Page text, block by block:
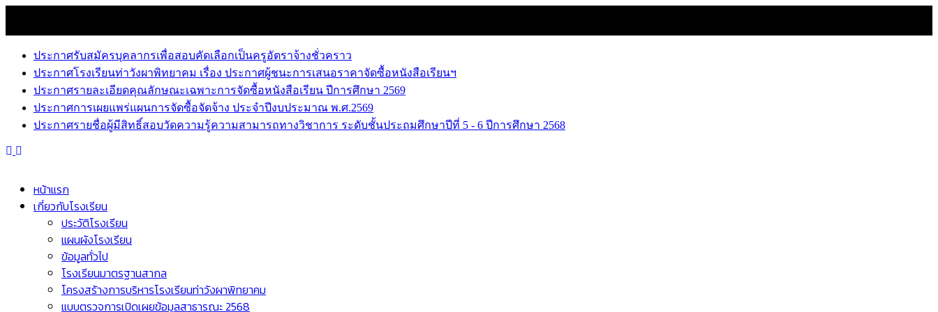
content
ประกาศรับสมัครบุคลากรเพื่อสอบคัดเลือกเป็นครูอัตราจ้างชั่วคราว
ประกาศโรงเรียนท่าวังผาพิทยาคม เรื่อง ประกาศผู้ชนะการเสนอราคาจัดซื้อหนังสือเรียนฯ
ประกาศรายละเอียดคุณลักษณะเฉพาะการจัดซื้อหนังสือเรียน ปีการศึกษา 2569
ประกาศการเผยแพร่แผนการจัดซื้อจัดจ้าง ประจำปีงบประมาณ พ.ศ.2569
ประกาศรายชื่อผู้มีสิทธิ์สอบวัดความรู้ความสามารถทางวิชาการ ระดับชั้นประถมศึกษาปีที่ 5 - 6 ปีการศึกษา 2568
หน้าแรก
เกี่ยวกับโรงเรียน
ประวัติโรงเรียน
แผนผังโรงเรียน
ข้อมูลทั่วไป
โรงเรียนมาตรฐานสากล
โครงสร้างการบริหารโรงเรียนท่าวังผาพิทยาคม
แบบตรวจการเปิดเผยข้อมูลสาธารณะ 2568